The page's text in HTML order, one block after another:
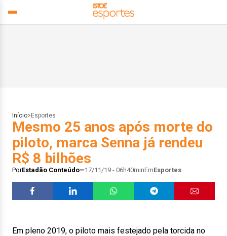
Início> Esportes
Mesmo 25 anos após morte do
piloto, marca Senna já rendeu
R$ 8 bilhões
PorEstadão Conteúdo 17/11/19 - 06h40minEmEsportes
Em pleno 2019, o piloto mais festejado pela torcida no